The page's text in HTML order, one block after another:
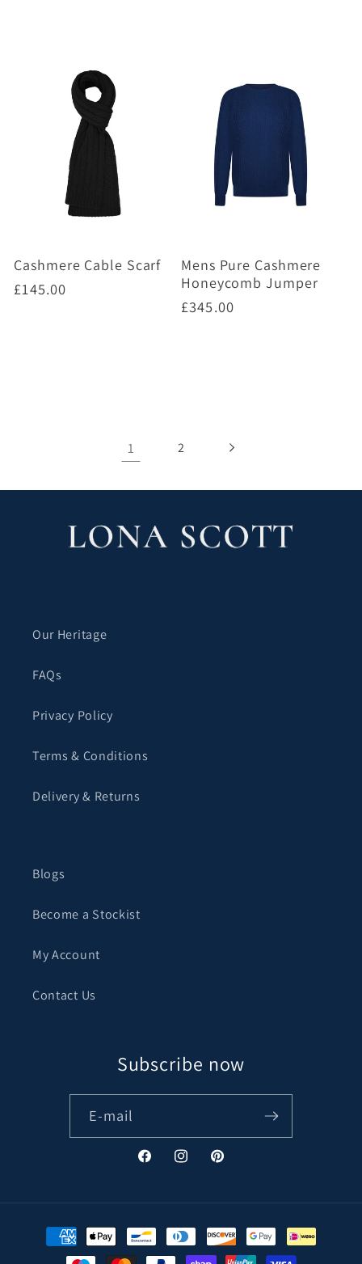
Cashmere Cable Scarf
Prix
£145.00
Mens Pure Cashmere
Honeycomb Jumper
Prix
£345.00
1 2
Our Heritage
FAQs
Privacy Policy
Terms & Conditions
Delivery & Returns
Blogs
Become a Stockist
My Account
Contact Us
Subscribe now
E-mail
FacebookInstagramPinterest
Moyens
de